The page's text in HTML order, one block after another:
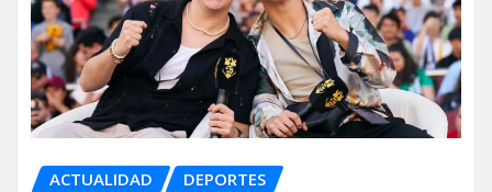
ACTUALIDAD DEPORTES